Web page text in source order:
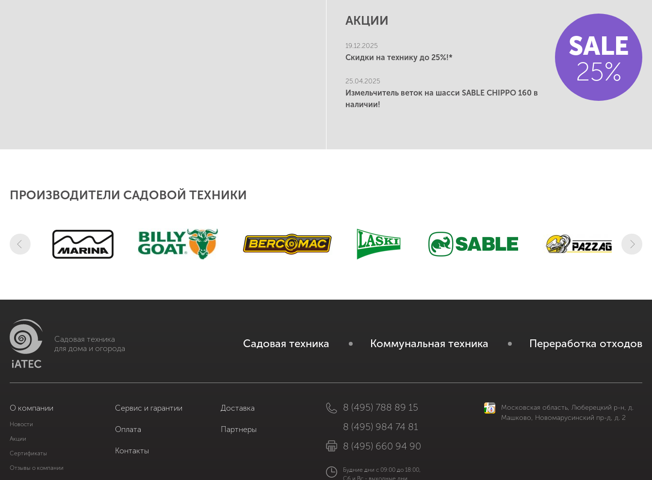
АКЦИИ
SALE
25%
19.12.2025
Скидки на технику до 25%!*
25.04.2025
Измельчитель веток на шасси SABLE CHIPPO 160 в
наличии!
ПРОИЗВОДИТЕЛИ САДОВОЙ ТЕХНИКИ
Садовая техника
для дома и огорода
Садовая техника Коммунальная техника Переработка отходов
О компании
Новости
Акции
Сертификаты
Отзывы о компании
Сервис и гарантии Доставка
Оплата Партнеры
Контакты
8 (495) 788 89 15
8 (495) 984 74 81
8 (495) 660 94 90
Будние дни с 09:00 до 18:00,
Сб и Вс - выходные дни
Московская область, Люберецкий р-н, д.
Машково, Новомарусинский пр-д, д. 2